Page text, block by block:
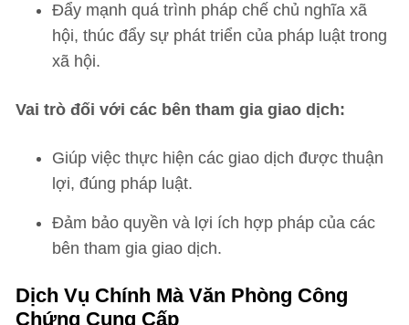
Đẩy mạnh quá trình pháp chế chủ nghĩa xã
hội, thúc đẩy sự phát triển của pháp luật trong
xã hội.
Vai trò đối với các bên tham gia giao dịch:
Giúp việc thực hiện các giao dịch được thuận
lợi, đúng pháp luật.
Đảm bảo quyền và lợi ích hợp pháp của các
bên tham gia giao dịch.
Dịch Vụ Chính Mà Văn Phòng Công
Chứng Cung Cấp